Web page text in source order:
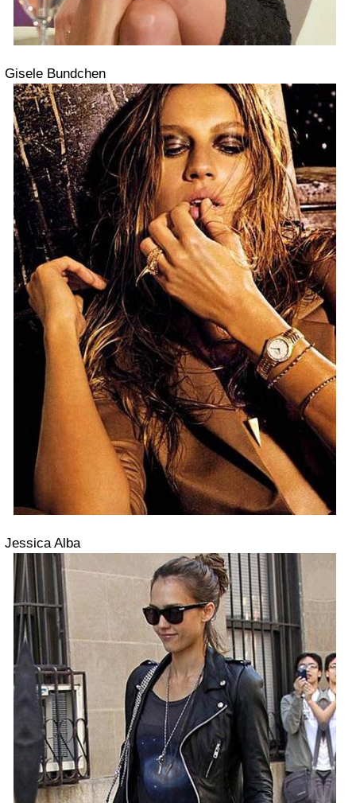
Gisele Bundchen
Jessica Alba